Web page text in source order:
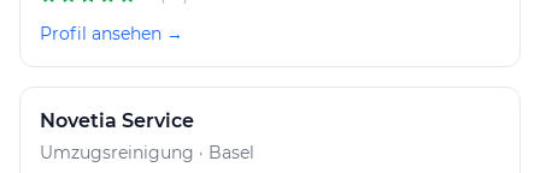
Profil ansehen →
Novetia Service
Umzugsreinigung · Basel